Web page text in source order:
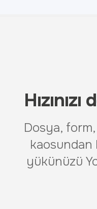
Dosya,
kaosundan
yükünüzü